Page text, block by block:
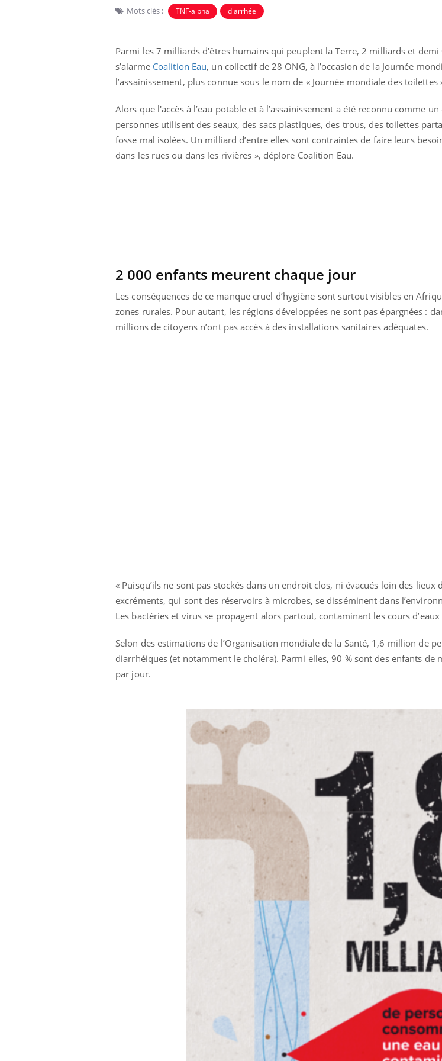
Mots clés : TNF-alpha diarrhée
Parmi les 7 milliards d'êtres humains qui peuplent la Terre, 2 milliards et
s’alarme Coalition Eau, un collectif de 28 ONG, à l’occasion de la Journée
l’assainissement, plus connue sous le nom de « Journée mondiale des toilettes
Alors que l'accès à l’eau potable et à l’assainissement a été reconnu comme
personnes utilisent des seaux, des sacs plastiques, des trous, des toilettes
fosse mal isolées. Un milliard d’entre elles sont contraintes de faire leurs
dans les rues ou dans les rivières », déplore Coalition Eau.
2 000 enfants meurent chaque jour
Les conséquences de ce manque cruel d’hygiène sont surtout visibles en
zones rurales. Pour autant, les régions développées ne sont pas épargnées :
millions de citoyens n’ont pas accès à des installations sanitaires adéquates.
« Puisqu’ils ne sont pas stockés dans un endroit clos, ni évacués loin des lieux
excréments, qui sont des réservoirs à microbes, se disséminent dans
Les bactéries et virus se propagent alors partout, contaminant les cours
Selon des estimations de l’Organisation mondiale de la Santé, 1,6 million de
diarrhéiques (et notamment le choléra). Parmi elles, 90 % sont des enfants de
par jour.
Carence en fer : comprendre pour
Youtube
Fatigue, irritabilité, brouillard mental ou
même alopécie… Les symptômes de la
Youtube
Insuline & Charge mentale : et si on
osait en parler??Youtube
En 2026, l'insuline dans le diabète de type 2
reste entourée d'idées reçues chez les